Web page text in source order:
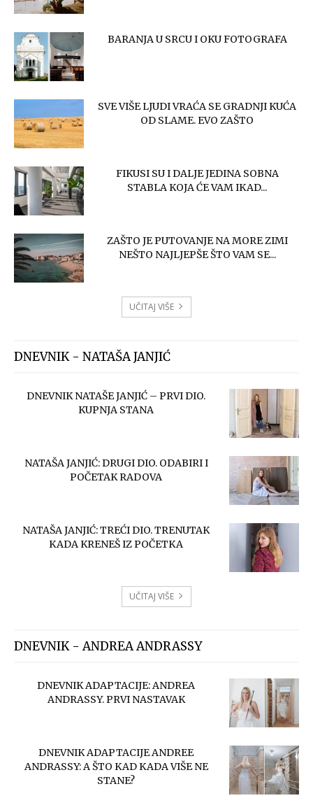
BARANJA U SRCU I OKU FOTOGRAFA
SVE VIŠE LJUDI VRAĆA SE GRADNJI KUĆA
OD SLAME. EVO ZAŠTO
FIKUSI SU I DALJE JEDINA SOBNA
STABLA KOJA ĆE VAM IKAD...
ZAŠTO JE PUTOVANJE NA MORE ZIMI
NEŠTO NAJLJEPŠE ŠTO VAM SE...
UČITAJ VIŠE
DNEVNIK - NATAŠA JANJIĆ
DNEVNIK NATAŠE JANJIĆ – PRVI DIO.
KUPNJA STANA
NATAŠA JANJIĆ: DRUGI DIO. ODABIRI I
POČETAK RADOVA
NATAŠA JANJIĆ: TREĆI DIO. TRENUTAK
KADA KRENEŠ IZ POČETKA
UČITAJ VIŠE
DNEVNIK - ANDREA ANDRASSY
DNEVNIK ADAPTACIJE: ANDREA
ANDRASSY. PRVI NASTAVAK
DNEVNIK ADAPTACIJE ANDREE
ANDRASSY: A ŠTO KAD KADA VIŠE NE
STANE?